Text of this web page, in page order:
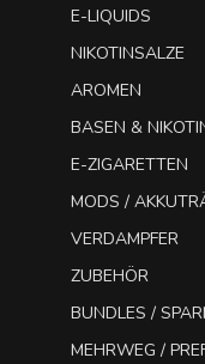
E-LIQUIDS
NIKOTINSALZE
AROMEN
BASEN &
E-ZIGARETTEN
MODS /
VERDAMPFER
ZUBEHÖR
BUNDLES /
MEHRWEG /